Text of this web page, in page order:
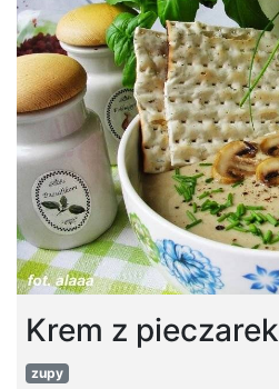
Krem z pieczarek
zupy